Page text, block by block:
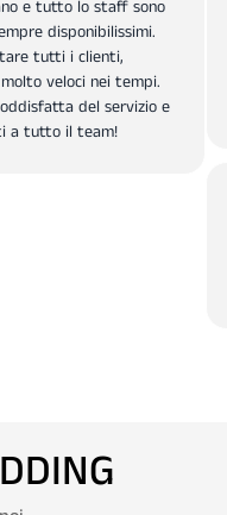
e tutto lo staff sono
disponibilissimi.
tutti i clienti,
veloci nei tempi.
del servizio e
a tutto il team!